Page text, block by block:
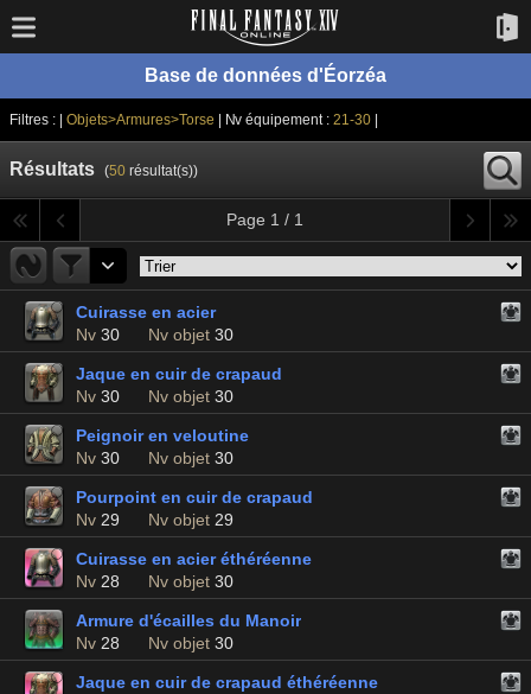
Base de données d'Éorzéa
Filtres : | Objets>Armures>Torse | Nv équipement :21-30
Résultats (50résultat(s))
Page 1 / 1
Cuirasse en acier
Nv 30 Nv objet 30
Jaque en cuir de crapaud
Nv 30 Nv objet 30
Peignoir en veloutine
Nv 30 Nv objet 30
Pourpoint en cuir de crapaud
Nv 29 Nv objet 29
Cuirasse en acier éthéréenne
Nv 28 Nv objet 30
Armure d'écailles du Manoir
Nv 28 Nv objet 30
Jaque en cuir de crapaud éthéréenne